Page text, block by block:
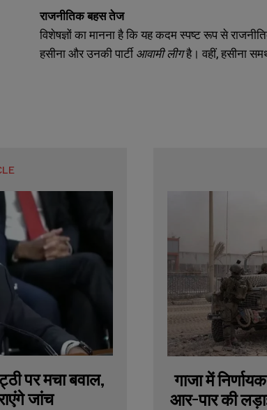
राजनीतिक बहस तेज
विशेषज्ञों का मानना है कि यह कदम स्पष्ट रूप से
हसीना और उनकी पार्टीआवामी लीगहै। वहीं, हसीना
पर मचा बवाल,
जांच
गाजा में
आर-पार की